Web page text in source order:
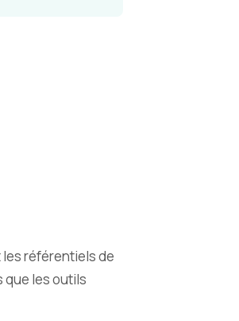
les référentiels de
que les outils